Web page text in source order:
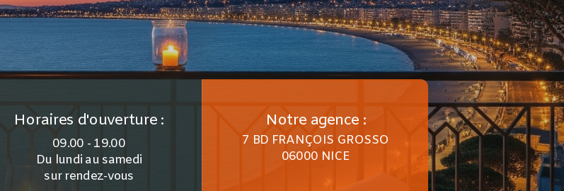
Horaires d'ouverture :
09.00 - 19.00
Du lundi au samedi
sur rendez-vous
Notre agence :
7 BD FRANÇOIS GROSSO
06000 NICE